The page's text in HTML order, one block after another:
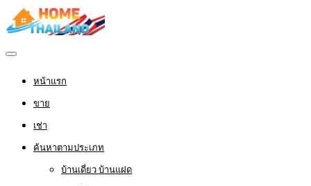
หน้าแรก
ขาย
เช่า
ค้นหาตามประเภท
บ้านเดี่ยว บ้านแฝด